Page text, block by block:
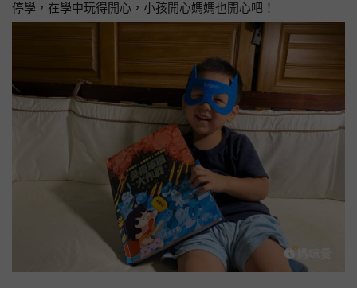
停學，在學中玩得開心，小孩開心媽媽也開心吧！